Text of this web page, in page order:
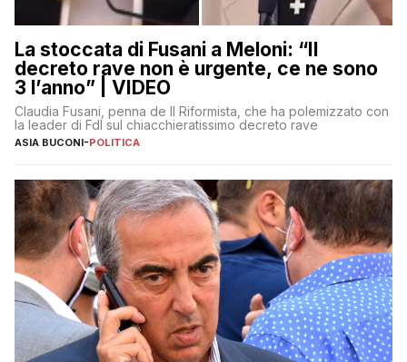
La stoccata di Fusani a Meloni: “Il
decreto rave non è urgente, ce ne sono
3 l’anno” | VIDEO
Claudia Fusani, penna de Il Riformista, che ha polemizzato con
la leader di FdI sul chiacchieratissimo decreto rave
ASIA BUCONI-POLITICA